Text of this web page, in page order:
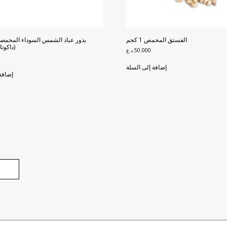
الفستق المحمص 1 كجم
50.000 د.ع
إضافة إلى السلة
بذور عباد الشمس السوداء
(داكوتا) 400